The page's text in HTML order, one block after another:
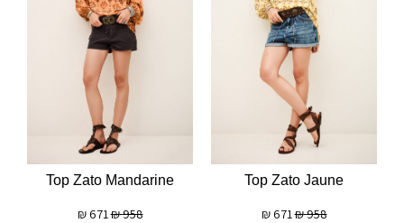
Top Zato Jaune
958
₪
671
₪
Top Zato Mandarine
958
₪
671
₪